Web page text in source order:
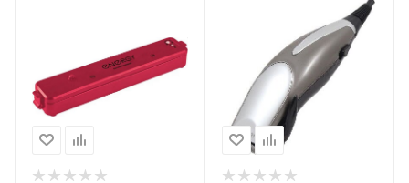
В наличии в пункте
самовывоза
Нет
В наличии в пункте
самовывоза